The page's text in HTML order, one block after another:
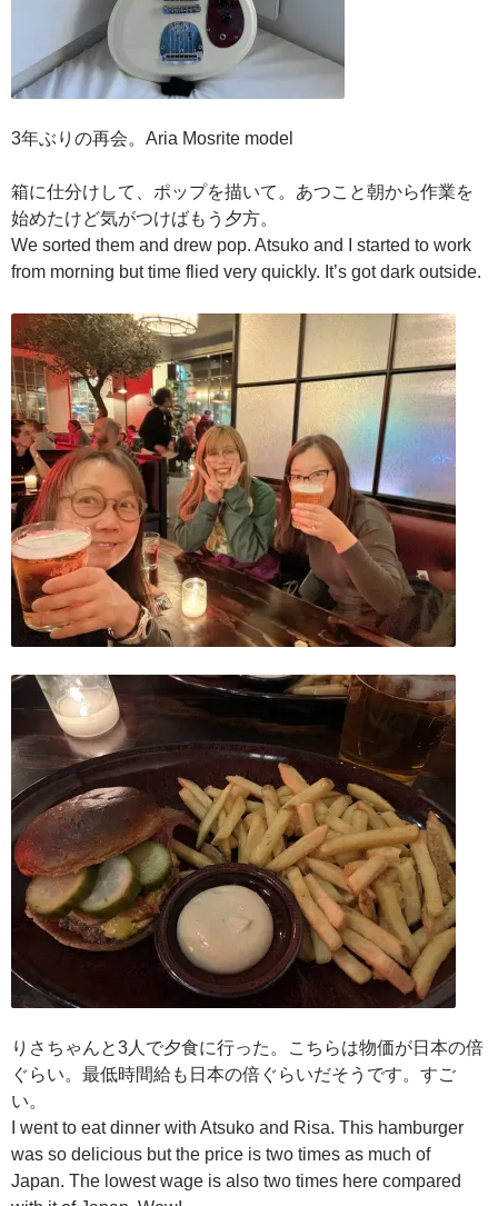
3年ぶりの再会。Aria Mosrite model
箱に仕分けして、ポップを描いて。あつこと朝から作業を
始めたけど気がつけばもう夕方。
We sorted them and drew pop. Atsuko and I started to work
from morning but time flied very quickly. It’s got dark outside.
りさちゃんと3人で夕食に行った。こちらは物価が日本の倍
ぐらい。最低時間給も日本の倍ぐらいだそうです。すご
い。
I went to eat dinner with Atsuko and Risa. This hamburger
was so delicious but the price is two times as much of
Japan. The lowest wage is also two times here compared